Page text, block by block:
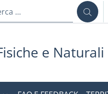
e Naturali